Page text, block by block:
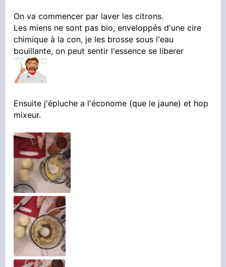
Niveau objectif, je vais chercher une biere forte
au gingembre autour des 9-10% en alcool et
très pétillante environ 4L
Ras le cul des pédales qui chouines sur internet
fermentation, je vous encule les salopes, je
veux une biere de VIKING ET D'HOMME MOI !
Ce topic est dédicacé à
tres sympathique qui m'a aidé a faire mon
hydromel
C'est parti !
On va commencer par laver les citrons.
Les miens ne sont pas bio, enveloppés d'une cire
chimique à la con, je les brosse sous l'eau
bouillante, on peut sentir l'essence se liberer
Ensuite j'épluche a l'économe (que le jaune) et hop
mixeur.